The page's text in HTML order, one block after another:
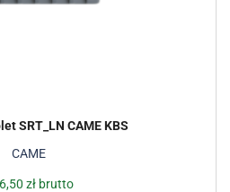
CAME
SRT_LN CAME KBS
złbrutto